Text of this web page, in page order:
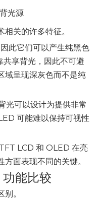
光源
关的许多特征。
此它们可以产生纯黑色
享背光，因此不可避
域呈现深灰色而不是纯
光可以设计为提供非常
可能难以保持可视性
LCD 和 OLED 在亮
面表现不同的关键。
能比较
。